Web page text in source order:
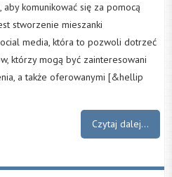
komunikować się za pomocą
stworzenie mieszanki
media, która to pozwoli dotrzeć
którzy mogą być zainteresowani
a także oferowanymi [&hellip
Czytaj dalej...